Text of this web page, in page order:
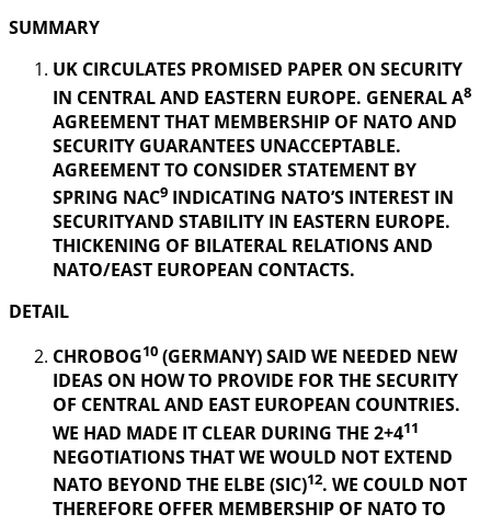
SUMMARY
UK CIRCULATES PROMISED PAPER ON SECURITY
IN CENTRAL AND EASTERN EUROPE. GENERAL A8
AGREEMENT THAT MEMBERSHIP OF NATO AND
SECURITY GUARANTEES UNACCEPTABLE.
AGREEMENT TO CONSIDER STATEMENT BY
SPRING NAC9 INDICATING NATO’S INTEREST IN
SECURITYAND STABILITY IN EASTERN EUROPE.
THICKENING OF BILATERAL RELATIONS AND
NATO/EAST EUROPEAN CONTACTS.
DETAIL
CHROBOG10 (GERMANY) SAID WE NEEDED NEW
IDEAS ON HOW TO PROVIDE FOR THE SECURITY
OF CENTRAL AND EAST EUROPEAN COUNTRIES.
WE HAD MADE IT CLEAR DURING THE 2+411
NEGOTIATIONS THAT WE WOULD NOT EXTEND
NATO BEYOND THE ELBE (SIC)12. WE COULD NOT
THEREFORE OFFER MEMBERSHIP OF NATO TO